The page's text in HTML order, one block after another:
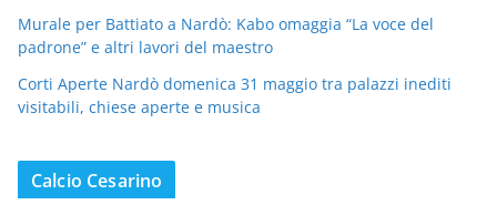
Murale per Battiato a Nardò: Kabo omaggia “La voce del
padrone” e altri lavori del maestro
Corti Aperte Nardò domenica 31 maggio tra palazzi inediti
visitabili, chiese aperte e musica
Calcio Cesarino